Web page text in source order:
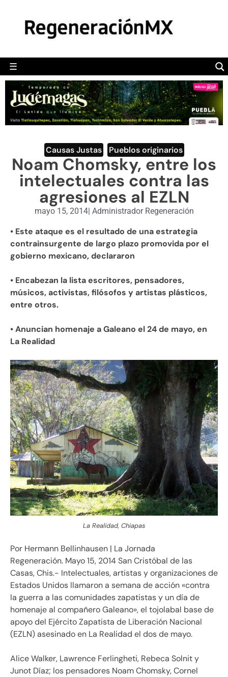
☰
POLÍTICA
CAMALEÓN
OPINIÓN
DEPORTES
ENGLISH SECTION
VIDEOS
Causas Justas Pueblos originarios
Noam Chomsky, entre los
intelectuales contra las
agresiones al EZLN
mayo 15, 2014| Administrador Regeneración
• Este ataque es el resultado de una estrategia
contrainsurgente de largo plazo promovida por el
gobierno mexicano, declararon
• Encabezan la lista escritores, pensadores,
músicos, activistas, filósofos y artistas plásticos,
entre otros.
• Anuncian homenaje a Galeano el 24 de mayo, en
La Realidad
La Realidad, Chiapas
Por Hermann Bellinhausen | La Jornada
Regeneración. Mayo 15, 2014 San Cristóbal de las
Casas, Chis.- Intelectuales, artistas y organizaciones de
Estados Unidos llamaron a semana de acción «contra
la guerra a las comunidades zapatistas y un día de
homenaje al compañero Galeano», el tojolabal base de
apoyo del Ejército Zapatista de Liberación Nacional
(EZLN) asesinado en La Realidad el dos de mayo.
Alice Walker, Lawrence Ferlingheti, Rebeca Solnit y
Junot Díaz; los pensadores Noam Chomsky, Cornel